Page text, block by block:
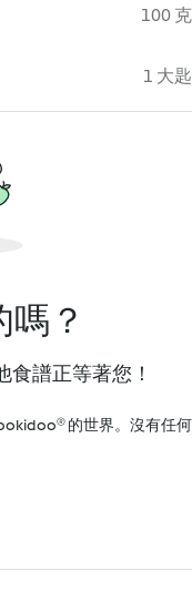
100 克
1 大匙
？
食譜正等著您！
的世界。沒有任何